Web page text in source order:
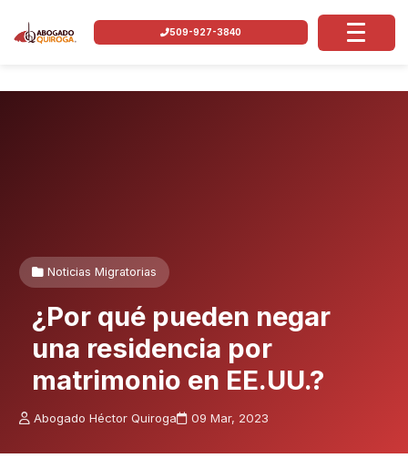
509-927-3840
Noticias Migratorias
¿Por qué pueden negar
una residencia por
matrimonio en EE.UU.?
Abogado Héctor Quiroga 09 Mar, 2023